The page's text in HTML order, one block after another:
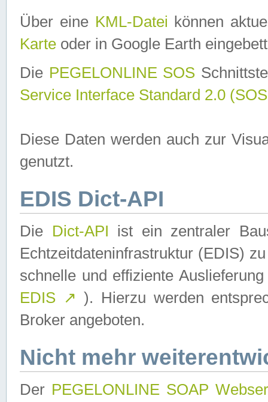
Über eine KML-Datei können
Karte oder in Google Earth
Die PEGELONLINE SOS
Service Interface Standard 2.0
Diese Daten werden auch zur
genutzt.
EDIS Dict-API
Die Dict-API ist ein zentraler
Echtzeitdateninfrastruktur (EDIS)
schnelle und effiziente
EDIS ↗ ). Hierzu werden
Broker angeboten.
Nicht mehr
Der PEGELONLINE SOAP